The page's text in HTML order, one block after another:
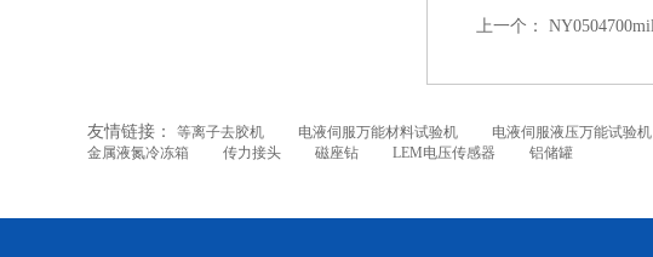
上一个：
友情链接： 等离子去胶机 电液伺服万能材料试验机 电液伺服液压万能试验机
金属液氮冷冻箱
传力接头 磁座钻 LEM电压传感器 铝储罐